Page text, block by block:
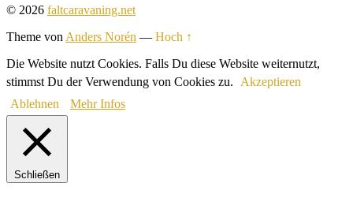
© 2026 faltcaravaning.net
Theme von Anders Norén — Hoch ↑
Die Website nutzt Cookies. Falls Du diese Website weiternutzt,
stimmst Du der Verwendung von Cookies zu.
Akzeptieren
Ablehnen
Mehr Infos
Schließen